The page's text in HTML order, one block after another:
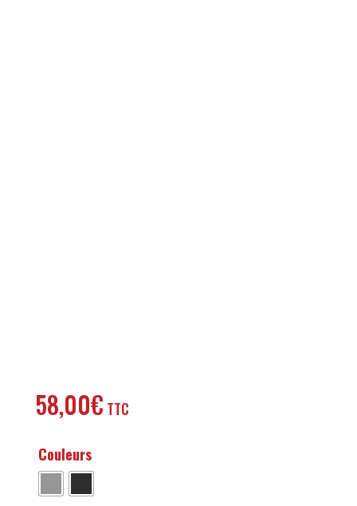
58,00€
Couleurs